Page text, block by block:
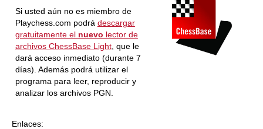
Si usted aún no es miembro de
Playchess.com podrá descargar
gratuitamente el nuevo lector de
archivos ChessBase Light, que le
dará acceso inmediato (durante 7
días). Además podrá utilizar el
programa para leer, reproducir y
analizar los archivos PGN.
Enlaces: